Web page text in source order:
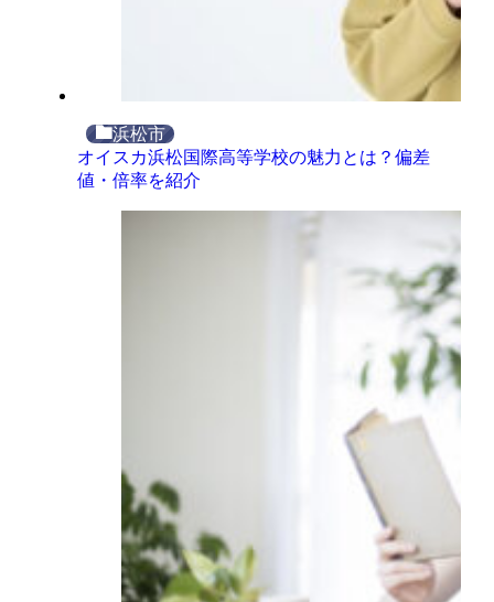
浜松市
オイスカ浜松国際高等学校の魅力とは？偏差
値・倍率を紹介